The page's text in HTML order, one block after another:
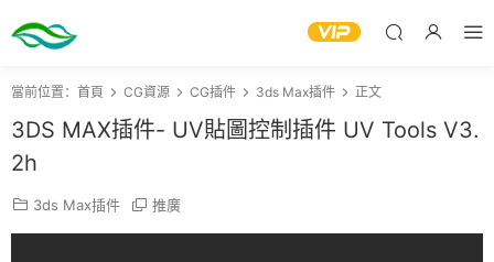
當前位置： 首頁 CG資源 CG插件 3ds Max插件 正文
3DS MAX插件- UV貼圖控制插件 UV Tools V3.
2h
3ds Max插件 推廣